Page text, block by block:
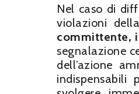
Nel caso di
violazioni
committente,
segnalazione
dell’azione
indispensabili